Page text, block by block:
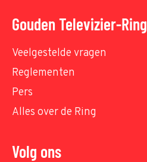
Gouden Televizier-Ring
Veelgestelde vragen
Reglementen
Pers
Alles over de Ring
Volg ons